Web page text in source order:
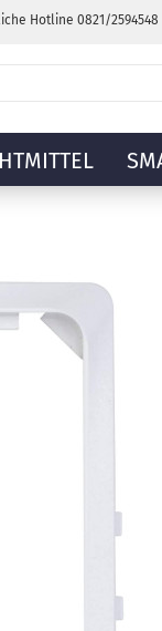
Hotline 0821/2594548